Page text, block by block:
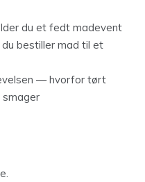
du et fedt madevent
bestiller mad til et
— hvorfor tørt
smager